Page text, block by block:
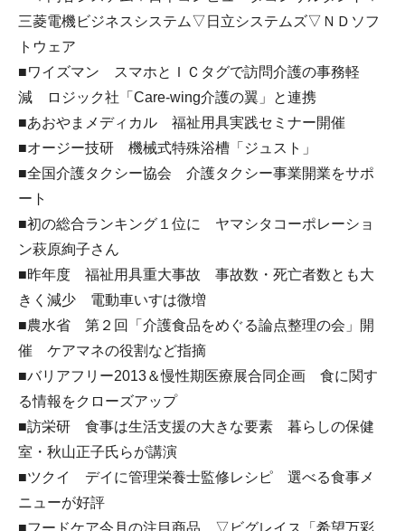
三菱電機ビジネスシステム▽日立システムズ▽ＮＤソフ
トウェア
■ワイズマン スマホとＩＣタグで訪問介護の事務軽
減 ロジック社「Care-wing介護の翼」と連携
■あおやまメディカル 福祉用具実践セミナー開催
■オージー技研 機械式特殊浴槽「ジュスト」
■全国介護タクシー協会 介護タクシー事業開業をサポ
ート
■初の総合ランキング１位に ヤマシタコーポレーショ
ン萩原絢子さん
■昨年度 福祉用具重大事故 事故数・死亡者数とも大
きく減少 電動車いすは微増
■農水省 第２回「介護食品をめぐる論点整理の会」開
催 ケアマネの役割など指摘
■バリアフリー2013＆慢性期医療展合同企画 食に関す
る情報をクローズアップ
■訪栄研 食事は生活支援の大きな要素 暮らしの保健
室・秋山正子氏らが講演
■ツクイ デイに管理栄養士監修レシピ 選べる食事メ
ニューが好評
■フードケア今月の注目商品 ▽ビグレイス「希望万彩